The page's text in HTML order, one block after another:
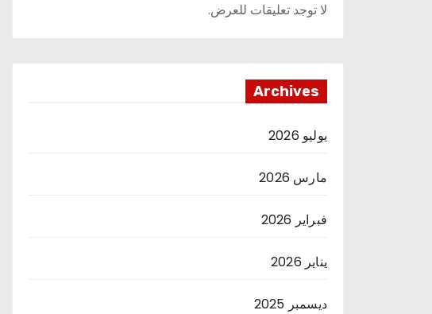
لا توجد تعليقات للعرض.
Archives
يوليو 2026
مارس 2026
فبراير 2026
يناير 2026
ديسمبر 2025